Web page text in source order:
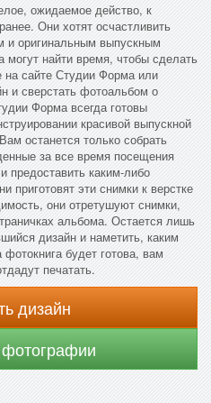
ожидаемое действо, к
Они хотят осчастливить
и оригинальным выпускным
найти время, чтобы сделать
на сайте Студии Форма или
и сверстать фотоальбом о
Форма всегда готовы
красивой выпускной
останется только собрать
за все время посещения
предоставить каким-либо
эти снимки к верстке
они отретушуют снимки,
альбома. Остается лишь
дизайн и наметить, каким
будет готова, вам
печатать.
дизайн
фотографии